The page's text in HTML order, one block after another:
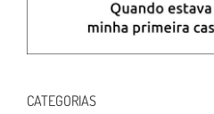
CATEGORIAS